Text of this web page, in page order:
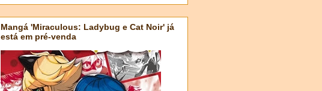
Mangá 'Miraculous: Ladybug e Cat Noir' já
está em pré-venda